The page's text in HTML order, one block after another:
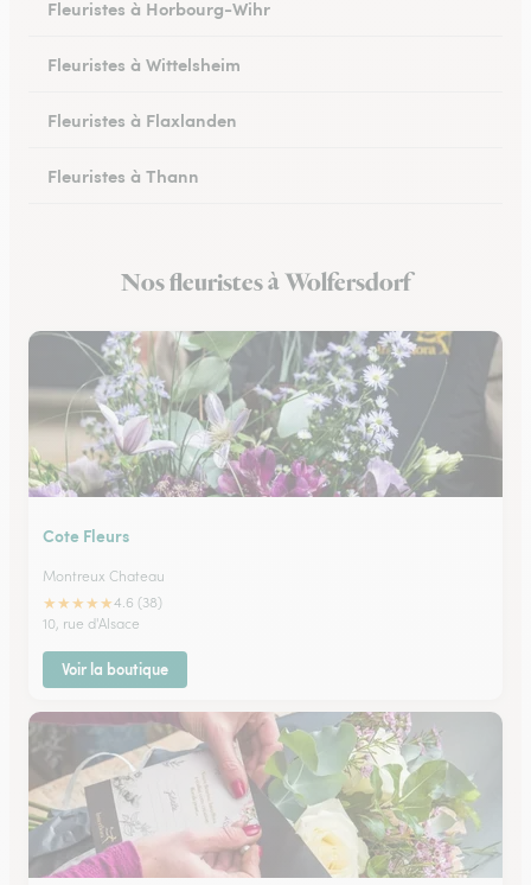
Fleuristes à Horbourg-Wihr
Fleuristes à Wittelsheim
Fleuristes à Flaxlanden
Fleuristes à Thann
Fleuristes à Kingersheim
Nos fleuristes à Wolfersdorf
Cote Fleurs
Montreux Chateau
★★★★★4.6 (38)
10, rue d'Alsace
Voir la boutique